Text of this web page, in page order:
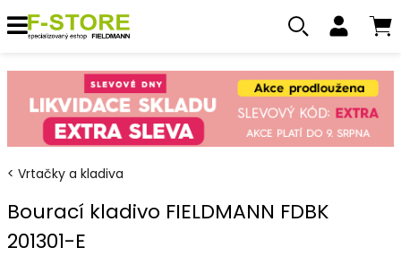
Vrtačky a kladiva
Bourací kladivo FIELDMANN FDBK
201301-E